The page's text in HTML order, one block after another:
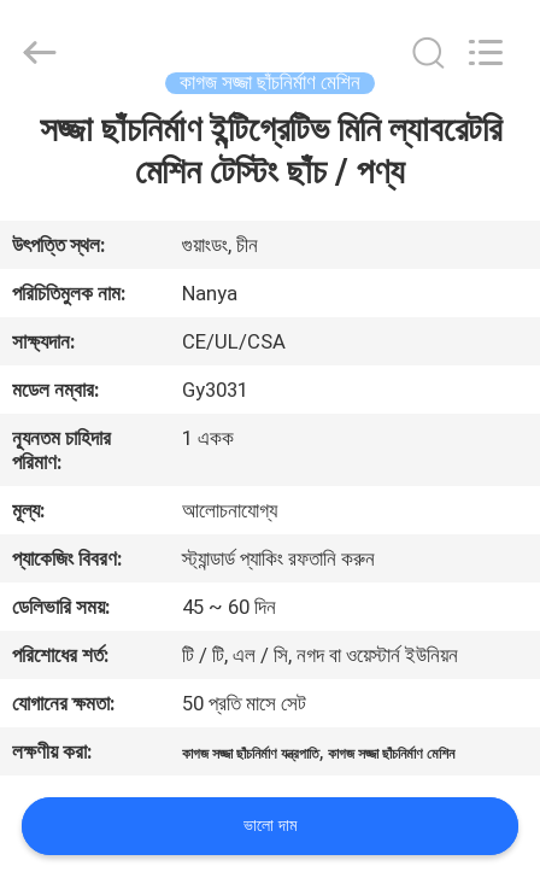
বাড়ি
ভিডিও
VR
প্রদর্শন
আমাদের
সম্পর্কে
কারখানা
ভ্রমণ
মান
নিয়ন্ত্রণ
যোগাযোগ
Equipment
Reserved.
কাগজ সজ্জা ছাঁচনির্মাণ মেশিন
সজ্জা ছাঁচনির্মাণ ইন্টিগ্রেটিভ মিনি ল্যাবরেটরি
মেশিন টেস্টিং ছাঁচ / পণ্য
উৎপত্তি স্থল:
গুয়াংডং, চীন
পরিচিতিমুলক নাম:
Nanya
সাক্ষ্যদান:
CE/UL/CSA
মডেল নম্বার:
Gy3031
ন্যূনতম চাহিদার
পরিমাণ:
1 একক
মূল্য:
আলোচনাযোগ্য
প্যাকেজিং বিবরণ:
স্ট্যান্ডার্ড প্যাকিং রফতানি করুন
ডেলিভারি সময়:
45 ~ 60 দিন
পরিশোধের শর্ত:
টি / টি, এল / সি, নগদ বা ওয়েস্টার্ন ইউনিয়ন
যোগানের ক্ষমতা:
50 প্রতি মাসে সেট
লক্ষণীয় করা:
কাগজ সজ্জা ছাঁচনির্মাণ যন্ত্রপাতি,কাগজ সজ্জা ছাঁচনির্মাণ মেশিন
ভালো দাম